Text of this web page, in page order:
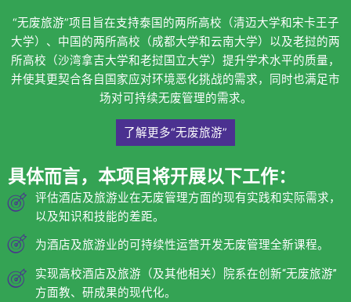
“无废旅游”项目旨在支持泰国的两所高校（清迈大学和宋卡王子
大学）、中国的两所高校（成都大学和云南大学）以及老挝的两
所高校（沙湾拿吉大学和老挝国立大学）提升学术水平的质量，
并使其更契合各自国家应对环境恶化挑战的需求，同时也满足市
场对可持续无废管理的需求。
了解更多“无废旅游”
具体而言，本项目将开展以下工作：
评估酒店及旅游业在无废管理方面的现有实践和实际需求，
以及知识和技能的差距。
为酒店及旅游业的可持续性运营开发无废管理全新课程。
实现高校酒店及旅游（及其他相关）院系在创新“无废旅游”
方面教、研成果的现代化。